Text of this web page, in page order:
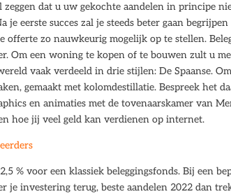
dat u uw gekochte aandelen in principe
eerste succes zal je steeds beter gaan
zo nauwkeurig mogelijk op te stellen.
Om een woning te kopen of te bouwen zult u
vaak verdeeld in drie stijlen: De Spaanse.
gemaakt met kolomdestillatie. Bespreek het
en animaties met de tovenaarskamer van
hoe jij veel geld kan verdienen op internet.
% voor een klassiek beleggingsfonds. Bij een
je investering terug, beste aandelen 2022 dan